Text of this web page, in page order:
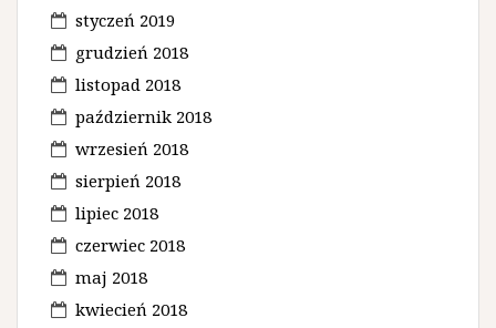
styczeń 2019
grudzień 2018
listopad 2018
październik 2018
wrzesień 2018
sierpień 2018
lipiec 2018
czerwiec 2018
maj 2018
kwiecień 2018